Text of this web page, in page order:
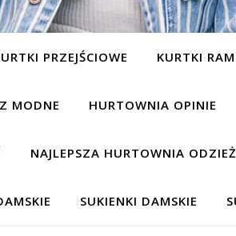
PRZEJŚCIOWE KURTKI
MODNE HURTOWNIA OPINIE
NAJLEPSZA HURTOWNIA
SUKIENKI DAMSKIE